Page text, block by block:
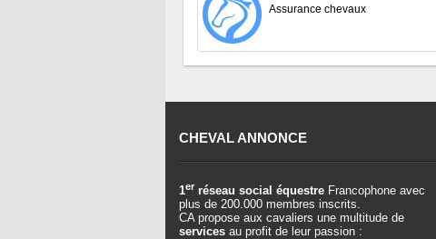
Assurance chevaux
CHEVAL ANNONCE
1er réseau social équestre Francophone avec
plus de 200.000 membres inscrits.
CA propose aux cavaliers une multitude de
services au profit de leur passion :